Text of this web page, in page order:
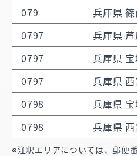
079
兵庫県
0797
兵庫県
0797
兵庫県
0797
兵庫県
0798
兵庫県
0798
兵庫県
注釈エリアについては、郵便